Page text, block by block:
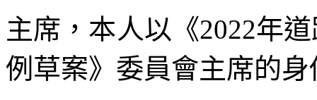
主席，本人以《2022年
例草案》委員會主席的